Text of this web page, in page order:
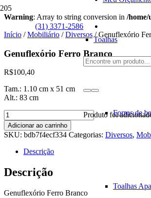
(31) 3371-2586
Produto foi
Toalhas
Forros de
Toalhas
Warning: Array to string conversion in /
Início /Mobiliário /Diversos / Genuflexório
Genuflexório Ferro Branco
R$100,40
Tam.: 1.10 cm x 51 cm
Alt.: 83 cm
Genuflexório
Ferro
Branco
quantidade
Adicionar ao carrinho
SKU: bdb7f4ecf334 Categorias: Diversos,
Descrição
Descrição
Genuflexório Ferro Branco